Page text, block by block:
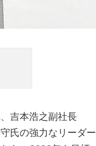
吉本浩之副社長
氏の強力なリーダー